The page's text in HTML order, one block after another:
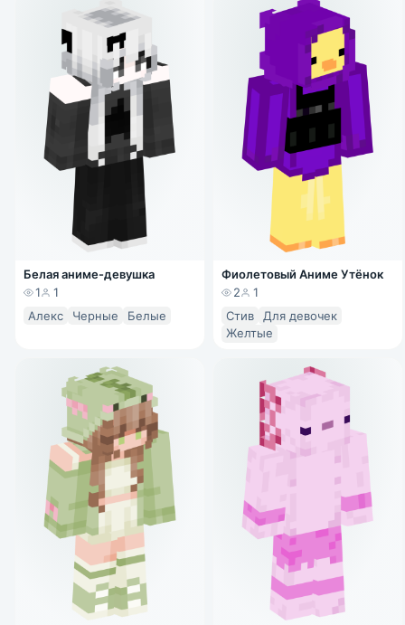
Белая аниме-девушка
1
1
Алекс
Черные Белые
Фиолетовый Аниме Утёнок
2
1
Стив
Для девочек
Желтые